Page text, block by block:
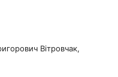
Вітровчак,